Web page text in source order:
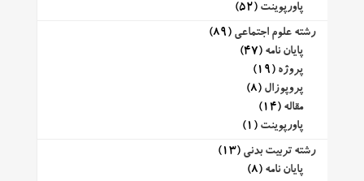
پاورپوینت (52)
رشته علوم اجتماعی (89)
پایان نامه (47)
پروژه (19)
پروپوزال (8)
مقاله (14)
پاورپوینت (1)
رشته تربیت بدنی (13)
پایان نامه (8)